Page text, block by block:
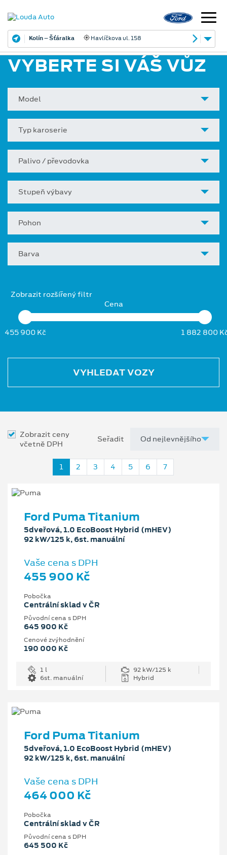
Kolín – Šťáralka Havlíčkova ul. 158
VYBERTE SI VÁŠ VŮZ
Model
Typ karoserie
Palivo / převodovka
Stupeň výbavy
Pohon
Barva
Zobrazit rozšířený filtr
Cena
455 900 Kč 1 882 800
VYHLEDAT VOZY
Zobrazit ceny
včetně DPH
Seřadit
1 2 3 4 5 6 7
Ford Puma Titanium
5dveřová, 1.0 EcoBoost Hybrid (mHEV)
92 kW/125 k, 6st. manuální
Vaše cena s DPH
455 900 Kč
Pobočka
Centrální sklad v ČR
Původní cena s DPH
645 900 Kč
Cenové zvýhodnění
190 000 Kč
1 l
92 kW/125 k
6st. manuální
Hybrid
Ford Puma Titanium
5dveřová, 1.0 EcoBoost Hybrid (mHEV)
92 kW/125 k, 6st. manuální
Vaše cena s DPH
464 000 Kč
Pobočka
Centrální sklad v ČR
Původní cena s DPH
645 500 Kč